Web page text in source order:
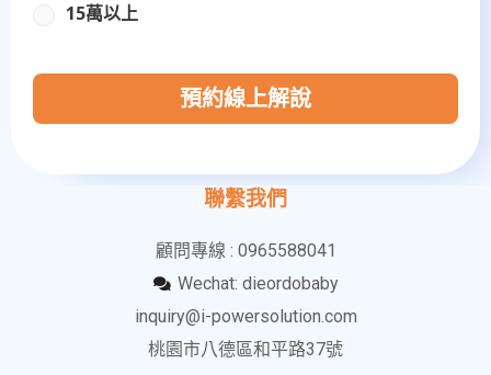
15萬以上
預約線上解說
聯繫我們
顧問專線 : 0965588041
Wechat: dieordobaby
inquiry@i-powersolution.com
桃園市八德區和平路37號